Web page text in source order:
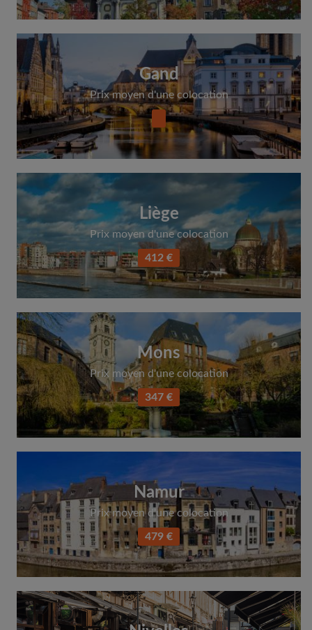
Gand
Prix moyen d'une colocation
Liège
Prix moyen d'une colocation
412 €
Mons
Prix moyen d'une colocation
347 €
Namur
Prix moyen d'une colocation
479 €